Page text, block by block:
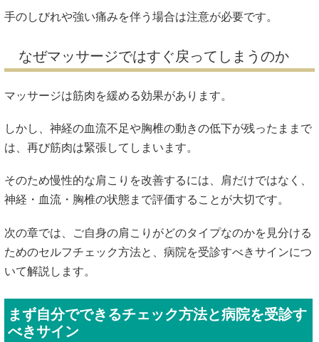
手のしびれや強い痛みを伴う場合は注意が必要です。
なぜマッサージではすぐ戻ってしまうのか
マッサージは筋肉を緩める効果があります。
しかし、神経の血流不足や胸椎の動きの低下が残ったままで
は、再び筋肉は緊張してしまいます。
そのため慢性的な肩こりを改善するには、肩だけではなく、
神経・血流・胸椎の状態まで評価することが大切です。
次の章では、ご自身の肩こりがどのタイプなのかを見分ける
ためのセルフチェック方法と、病院を受診すべきサインにつ
いて解説します。
まず自分でできるチェック方法と病院を受診す
べきサイン